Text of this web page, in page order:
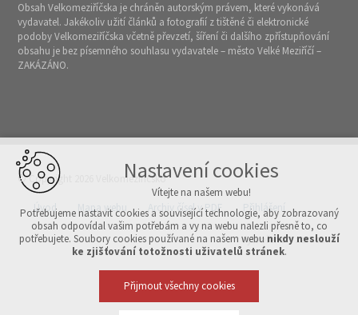
Obsah Velkomeziříčska je chráněn autorským právem, které vykonává
vydavatel. Jakékoliv užití článků a fotografií z tištěné či elektronické
podoby Velkomeziříčska včetně převzetí, šíření či dalšího zpřístupňování
obsahu je bez písemného souhlasu vydavatele – město Velké Meziříčí –
ZAKÁZÁNO.
© Copyright 2026 Velkomeziříčsko
Úvod Mapa webu Archiv čísel v PDF Přihlášení
Vytvořeno v xart.cz
Nastavení cookies
Vítejte na našem webu!
Potřebujeme nastavit cookies a související technologie, aby zobrazovaný
obsah odpovídal vašim potřebám a vy na webu nalezli přesně to, co
potřebujete. Soubory cookies používané na našem webu nikdy neslouží
ke zjišťování totožnosti uživatelů stránek.
Přijmout všechny cookies